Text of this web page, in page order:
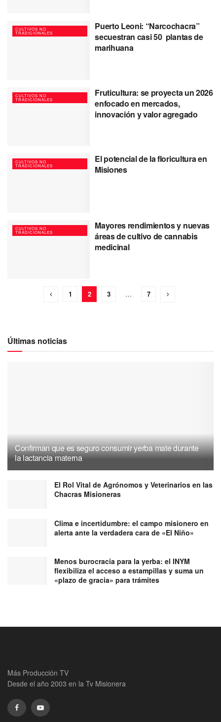
CULTIVOS NO
TRADICIONALES
Puerto Leoni: “Narcochacra”
secuestran casi 50 plantas de
marihuana
CULTIVOS NO
TRADICIONALES
Fruticultura: se proyecta un 2026
enfocado en mercados,
innovación y valor agregado
CULTIVOS NO
TRADICIONALES
El potencial de la floricultura en
Misiones
CULTIVOS NO
TRADICIONALES
Mayores rendimientos y nuevas
áreas de cultivo de cannabis
medicinal
1 2 3 … 7
Últimas noticias
Confirman que es seguro consumir yerba mate durante
la lactancia materna
El Rol Vital de Agrónomos y Veterinarios en las
Chacras Misioneras
Clima e incertidumbre: el campo misionero en
alerta ante la verdadera cara de «El Niño»
Menos burocracia para la yerba: el INYM
flexibiliza el acceso a estampillas y suma un
«plazo de gracia» para trámites
Más Producción TV
Desde el año 2003 en la Tv Misionera